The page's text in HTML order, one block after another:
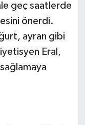
geç saatlerde
önerdi.
ayran gibi
Eral,